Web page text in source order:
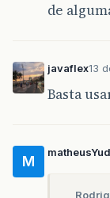
de
javaflex13
Basta
M